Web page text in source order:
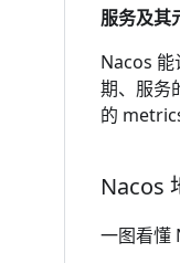
服务及其
Nacos 能
期、服务
的
Nacos
一图看懂